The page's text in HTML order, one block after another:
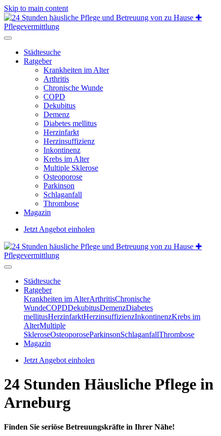
Skip to main content
Städtesuche
Ratgeber
Krankheiten im Alter
Arthritis
Chronische Wunde
COPD
Dekubitus
Demenz
Diabetes mellitus
Herzinfarkt
Herzinsuffizienz
Inkontinenz
Krebs im Alter
Multiple Sklerose
Osteoporose
Parkinson
Schlaganfall
Thrombose
Magazin
Jetzt Angebot einholen
Städtesuche
Ratgeber
Krankheiten im AlterArthritisChronische
WundeCOPDDekubitusDemenzDiabetes
mellitusHerzinfarktHerzinsuffizienzInkontinenzKrebs im
AlterMultiple
SkleroseOsteoporoseParkinsonSchlaganfallThrombose
Magazin
Jetzt Angebot einholen
24 Stunden Häusliche Pflege in
Arneburg
Finden Sie seriöse Betreuungskräfte in Ihrer Nähe!